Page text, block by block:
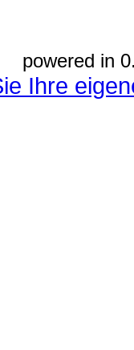
powered in
Ihre